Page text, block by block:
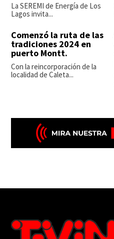
La SEREMI de Energía de Los
Lagos invita...
Comenzó la ruta de las
tradiciones 2024 en
puerto Montt.
Con la reincorporación de la
localidad de Caleta...